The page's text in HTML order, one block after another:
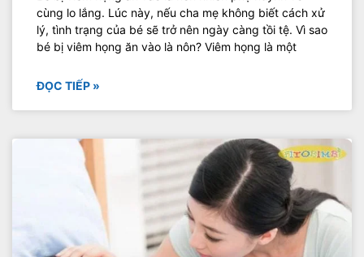
cùng lo lắng. Lúc này, nếu cha mẹ không biết cách xử
lý, tình trạng của bé sẽ trở nên ngày càng tồi tệ. Vì sao
bé bị viêm họng ăn vào là nôn? Viêm họng là một
ĐỌC TIẾP »